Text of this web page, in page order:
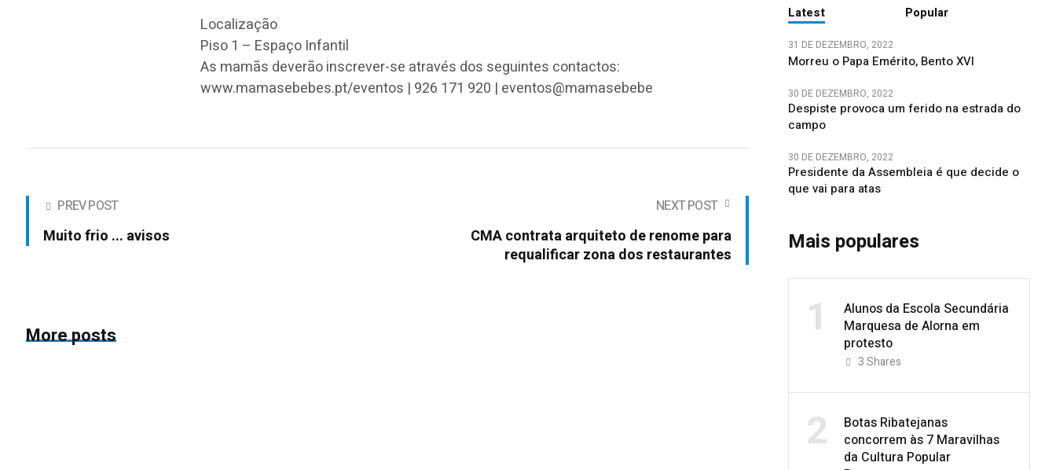
Localização
Piso 1 – Espaço Infantil
As mamãs deverão inscrever-se através dos seguintes contactos:
www.mamasebebes.pt/eventos | 926 171 920 | eventos@mamasebebe
PREV POST
Muito frio ... avisos
NEXT POST
CMA contrata arquiteto de renome para
requalificar zona dos restaurantes
More posts
Latest Popular
31 DE DEZEMBRO, 2022
Morreu o Papa Emérito, Bento XVI
30 DE DEZEMBRO, 2022
Despiste provoca um ferido na estrada do
campo
30 DE DEZEMBRO, 2022
Presidente da Assembleia é que decide o
que vai para atas
Mais populares
1
Alunos da Escola Secundária
Marquesa de Alorna em
protesto
3Shares
2
Botas Ribatejanas
concorrem às 7 Maravilhas
da Cultura Popular